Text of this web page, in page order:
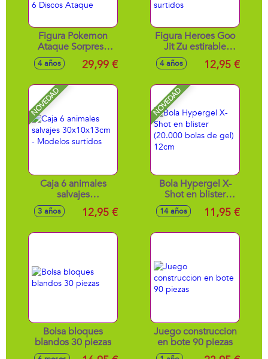
Figura Pokemon
Ataque Sorpresa
Incluye 2 Mega
Pokeballs 2 Figuras
4 años 29,99 €
Figura Heroes Goo
Jit Zu estirable
Stretch Strikers 11
cm - Modelos
4 años 12,95 €
NOVEDAD
Caja 6 animales
salvajes
30x10x13cm -
Modelos surtidos
3 años 12,95 €
NOVEDAD
Bola Hypergel X-
Shot en blister
(20.000 bolas de
gel) 12cm
14 años 11,95 €
Bolsa bloques
blandos 30 piezas
Juego construccion
en bote 90 piezas